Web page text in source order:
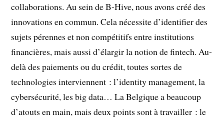
collaborations. Au sein de B-Hive, nous avons créé des
innovations en commun. Cela nécessite d’identifier des
sujets pérennes et non compétitifs entre institutions
financières, mais aussi d’élargir la notion de fintech. Au-
delà des paiements ou du crédit, toutes sortes de
technologies interviennent : l’identity management, la
cybersécurité, les big data… La Belgique a beaucoup
d’atouts en main, mais deux points sont à travailler : le